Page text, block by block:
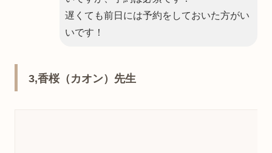
遅くても前日には予約をしておいた方がい
いです！
3,香桜（カオン）先生